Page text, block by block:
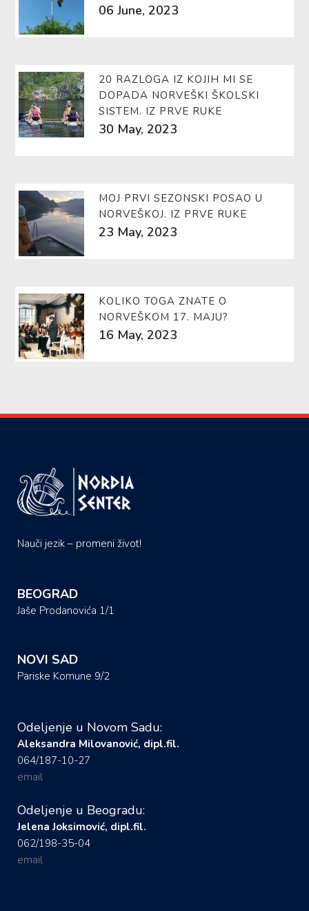
06 June, 2023
20 RAZLOGA IZ KOJIH MI SE
DOPADA NORVEŠKI ŠKOLSKI
SISTEM. IZ PRVE RUKE
30 May, 2023
MOJ PRVI SEZONSKI POSAO U
NORVEŠKOJ. IZ PRVE RUKE
23 May, 2023
KOLIKO TOGA ZNATE O
NORVEŠKOM 17. MAJU?
16 May, 2023
Nauči jezik – promeni život!
BEOGRAD
Jaše Prodanovića 1/1
NOVI SAD
Pariske Komune 9/2
Odeljenje u Novom Sadu:
Aleksandra Milovanović, dipl.fil.
064/187-10-27
email
Odeljenje u Beogradu:
Jelena Joksimović, dipl.fil.
062/198-35-04
email